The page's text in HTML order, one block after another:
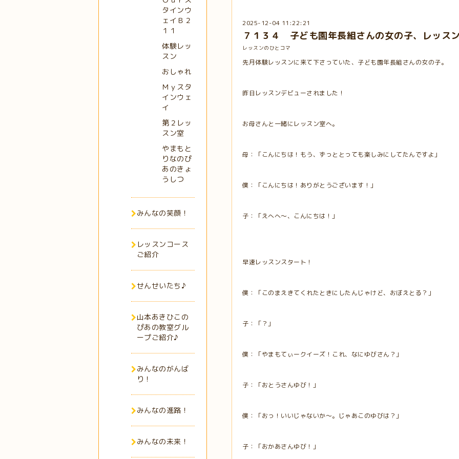
2025-12-04 11:22:21
７１３４ 子ども園年長組さんの女の子、レッス
レッスンのひとコマ
先月体験レッスンに来て下さっていた、子ども園年長組さんの女の子。
昨日レッスンデビューされました！
お母さんと一緒にレッスン室へ。
母：「こんにちは！もう、ずっととっても楽しみにしてたんですよ」
僕：「こんにちは！ありがとうございます！」
子：「えへへ～、こんにちは！」
早速レッスンスタート！
僕：「このまえきてくれたときにしたんじゃけど、おぼえとる？」
子：「？」
僕：「やまもてぃークイーズ！これ、なにゆびさん？」
子：「おとうさんゆび！」
僕：「おっ！いいじゃないか～。じゃあこのゆびは？」
子：「おかあさんゆび！」
タインウ
ェイＢ２
１１
体験レッ
スン
おしゃれ
Ｍｙスタ
インウェ
イ
第２レッ
スン室
やまもと
りなのぴ
あのきょ
うしつ
みんなの笑顔！
レッスンコース
ご紹介
せんせいたち♪
山本あきひこの
ぴあの教室グル
ープご紹介♪
みんなのがんば
り！
みんなの進路！
みんなの未来！